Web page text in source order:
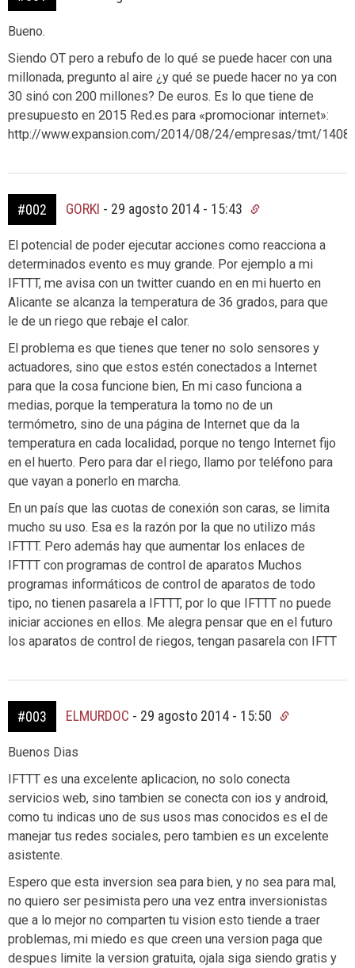
Bueno.
Siendo OT pero a rebufo de lo qué se puede hacer con una
millonada, pregunto al aire ¿y qué se puede hacer no ya con
30 sinó con 200 millones? De euros. Es lo que tiene de
presupuesto en 2015 Red.es para «promocionar internet»:
http://www.expansion.com/2014/08/24/empresas/tmt/
#002 GORKI - 29 agosto 2014 - 15:43
El potencial de poder ejecutar acciones como reacciona a
determinados evento es muy grande. Por ejemplo a mi
IFTTT, me avisa con un twitter cuando en en mi huerto en
Alicante se alcanza la temperatura de 36 grados, para que
le de un riego que rebaje el calor.
El problema es que tienes que tener no solo sensores y
actuadores, sino que estos estén conectados a Internet
para que la cosa funcione bien, En mi caso funciona a
medias, porque la temperatura la tomo no de un
termómetro, sino de una página de Internet que da la
temperatura en cada localidad, porque no tengo Internet fijo
en el huerto. Pero para dar el riego, llamo por teléfono para
que vayan a ponerlo en marcha.
En un país que las cuotas de conexión son caras, se limita
mucho su uso. Esa es la razón por la que no utilizo más
IFTTT. Pero además hay que aumentar los enlaces de
IFTTT con programas de control de aparatos Muchos
programas informáticos de control de aparatos de todo
tipo, no tienen pasarela a IFTTT, por lo que IFTTT no puede
iniciar acciones en ellos. Me alegra pensar que en el futuro
los aparatos de control de riegos, tengan pasarela con IFTT
#003 ELMURDOC - 29 agosto 2014 - 15:50
Buenos Dias
IFTTT es una excelente aplicacion, no solo conecta
servicios web, sino tambien se conecta con ios y android,
como tu indicas uno de sus usos mas conocidos es el de
manejar tus redes sociales, pero tambien es un excelente
asistente.
Espero que esta inversion sea para bien, y no sea para mal,
no quiero ser pesimista pero una vez entra inversionistas
que a lo mejor no comparten tu vision esto tiende a traer
problemas, mi miedo es que creen una version paga que
despues limite la version gratuita, ojala siga siendo gratis y